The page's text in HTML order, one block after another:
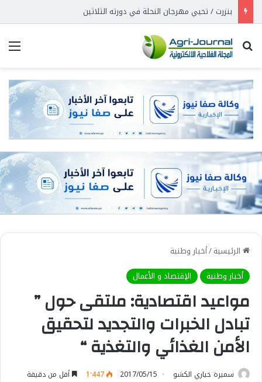
بنزرت / تحيي مهرجان النحلة في دورته الثلاثين
بحث عن
الرئيسية/أخبار وطنية
أخبار وطنية
الإقتصاد و الأعمال
مواعيد اقتصادية: ملتقى حول ”
تبادل الخبرات والتجديد لتحقيق
الأمن الغذائي والتغذية “
سميرة خياري الكشو 2017/05/15 1٬447 أقل من دقيقة